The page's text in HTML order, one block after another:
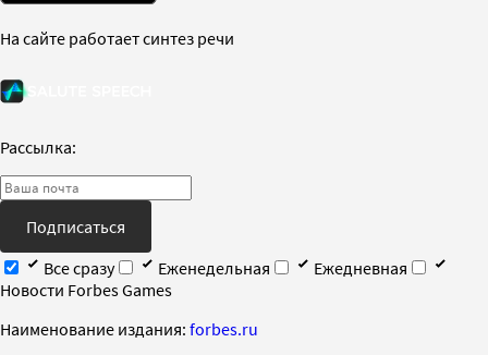
На сайте работает синтез речи
Рассылка:
Подписаться
Все сразу
Еженедельная
Ежедневная
Новости Forbes Games
Наименование издания: forbes.ru